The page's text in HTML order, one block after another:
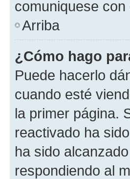
comuniquese
Arriba
¿Cómo hago
Puede hacerlo
cuando esté
la primer página.
reactivado ha
ha sido
respondiendo al